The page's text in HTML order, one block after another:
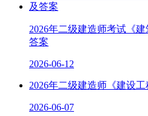
2026年二级建造师考试《
答案
2026-06-12
2026年二级建造师《建设
2026-06-07